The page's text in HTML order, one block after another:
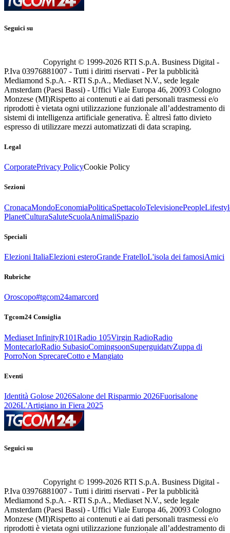
Seguici su
Copyright © 1999-2026 RTI S.p.A. Business Digital -
P.Iva 03976881007 - Tutti i diritti riservati - Per la pubblicità
Mediamond S.p.A. - RTI S.p.A., Mediaset N.V., sede legale
Amsterdam (Paesi Bassi) - Uffici Viale Europa 46, 20093 Cologno
Monzese (MI)Rispetto ai contenuti e ai dati personali trasmessi e/o
riprodotti è vietata ogni utilizzazione funzionale all’addestramento di
sistemi di intelligenza artificiale generativa. È altresì fatto divieto
espresso di utilizzare mezzi automatizzati di data scraping.
Legal
CorporatePrivacy PolicyCookie Policy
Sezioni
CronacaMondoEconomiaPoliticaSpettacoloTelevisionePeople
PlanetCulturaSaluteScuolaAnimaliSpazio
Speciali
Elezioni ItaliaElezioni esteroGrande FratelloL'isola dei famosiAmici
Rubriche
Oroscopo#tgcom24amarcord
Tgcom24 Consiglia
Mediaset InfinityR101Radio 105Virgin RadioRadio
MontecarloRadio SubasioComingsoonSuperguidatvZuppa di
PorroNon SprecareCotto e Mangiato
Eventi
Identità Golose 2026Salone del Risparmio 2026Fuorisalone
2026L'Artigiano in Fiera 2025
Seguici su
Copyright © 1999-2026 RTI S.p.A. Business Digital -
P.Iva 03976881007 - Tutti i diritti riservati - Per la pubblicità
Mediamond S.p.A. - RTI S.p.A., Mediaset N.V., sede legale
Amsterdam (Paesi Bassi) - Uffici Viale Europa 46, 20093 Cologno
Monzese (MI)Rispetto ai contenuti e ai dati personali trasmessi e/o
riprodotti è vietata ogni utilizzazione funzionale all’addestramento di